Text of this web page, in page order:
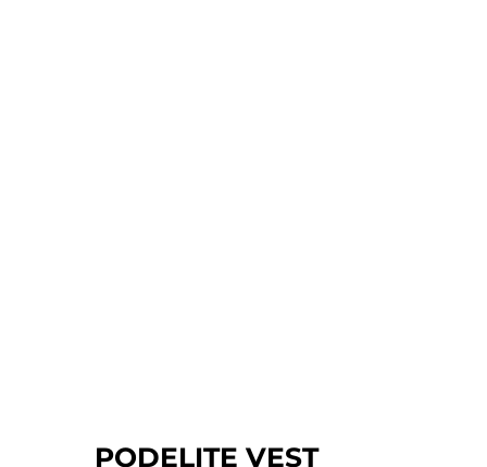
PODELITE VEST